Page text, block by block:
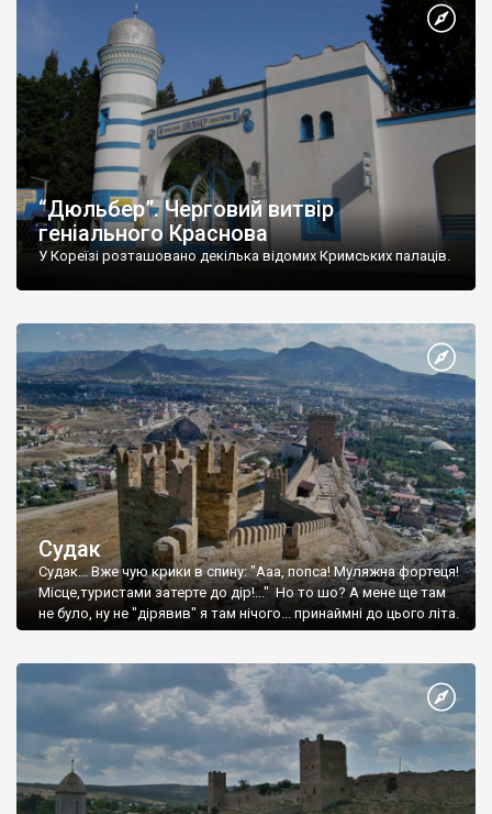
“Дюльбер”. Черговий витвір
геніального Краснова
У Кореїзі розташовано декілька відомих Кримських палаців.
Судак
Судак... Вже чую крики в спину: "Ааа, попса! Муляжна фортеця!
Місце,туристами затерте до дір!..." Но то шо? А мене ще там
не було, ну не "дірявив" я там нічого... принаймні до цього літа.